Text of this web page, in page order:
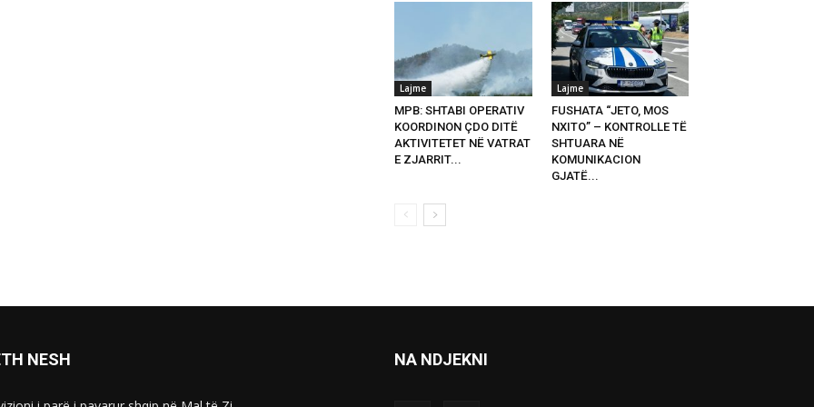
Lajme
MPB: SHTABI OPERATIV
KOORDINON ÇDO DITË
AKTIVITETET NË VATRAT
E ZJARRIT...
Lajme
FUSHATA “JETO, MOS
NXITO” – KONTROLLE TË
SHTUARA NË
KOMUNIKACION
GJATË...
NESH NA NDJEKNI